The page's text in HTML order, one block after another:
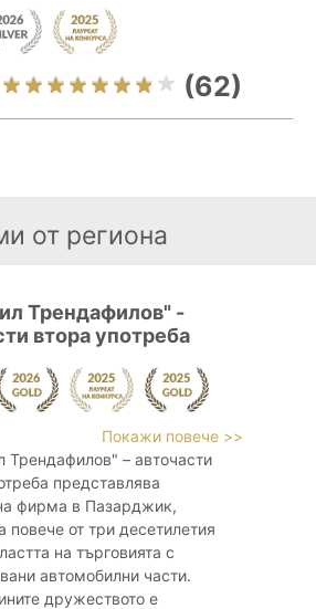
(62)
от региона
Трендафилов" -
втора употреба
Покажи повече >>
Трендафилов" – авточасти
представлява
фирма в Пазарджик,
повече от три десетилетия
на търговията с
автомобилни части.
дружеството е